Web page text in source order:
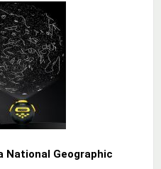
National Geographic